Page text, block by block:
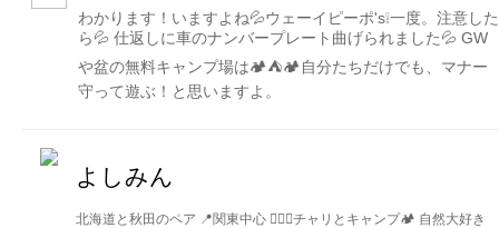
わかります！いますよね💦ウェーイピーポ's❕一度。注意した
ら💦 仕返しに車のナンバープレート曲げられました💦 GW
や盆の無料キャンプ場は🏕⛺️🏕自分たちだけでも、マナー
守って遊ぶ！と思いますよ。
よしみん
北海道と秋田のペア 📍関東中心 🚴🏻‍♀️チャリとキャンプ🏕 自然大好き